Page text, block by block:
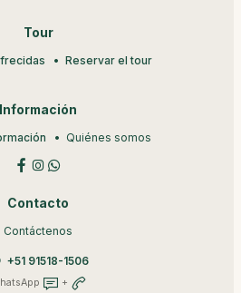
Tour
Reservar el tour
Información
Quiénes somos
Contacto
Contáctenos
+51 91518-1506
+